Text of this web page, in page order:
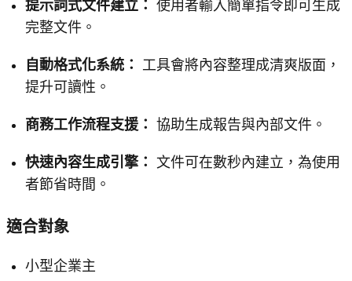
提示詞式文件建立： 使用者輸入簡單指令即可生成
完整文件。
自動格式化系統：
工具會將內容整理成清爽版面，
提升可讀性。
商務工作流程支援： 協助生成報告與內部文件。
快速內容生成引擎： 文件可在數秒內建立，為使用
者節省時間。
適合對象
小型企業主